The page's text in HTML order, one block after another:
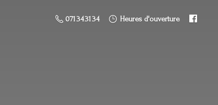
071 34 31 34 Heures d'ouverture